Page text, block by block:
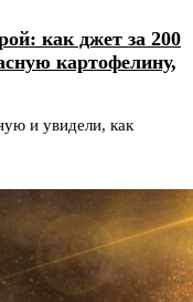
как джет за 200
картофелину,
и увидели, как